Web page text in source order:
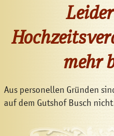
mehr
Aus personellen Gründen
auf dem Gutshof Busch